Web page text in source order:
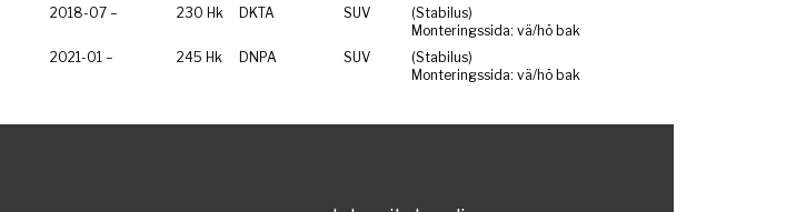
2018-07 – 230 Hk DKTA SUV
(Stabilus)
Monteringssida: vä/hö bak
2021-01 – 245 Hk DNPA SUV
(Stabilus)
Monteringssida: vä/hö bak